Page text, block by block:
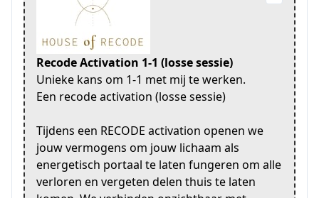
Recode Activation 1-1 (losse sessie)
Unieke kans om 1-1 met mij te werken.
Een recode activation (losse sessie)
Tijdens een RECODE activation openen we
jouw vermogens om jouw lichaam als
energetisch portaal te laten fungeren om alle
verloren en vergeten delen thuis te laten